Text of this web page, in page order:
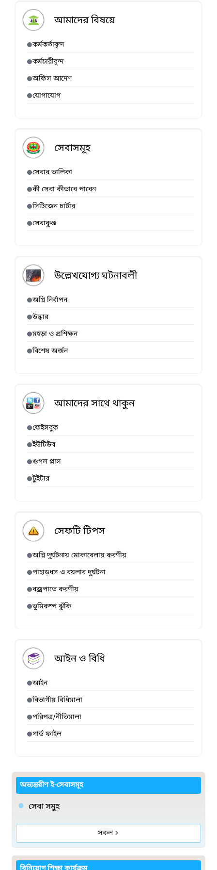
আমাদের বিষয়ে
কর্মকর্তাবৃন্দ
কর্মচারীবৃন্দ
অফিস আদেশ
যোগাযোগ
সেবাসমূহ
সেবার তালিকা
কী সেবা কীভাবে পাবেন
সিটিজেন চার্টার
সেবাকুঞ্জ
উল্লেখযোগ্য ঘটনাবলী
অগ্নি নির্বাপন
উদ্ধার
মহড়া ও প্রশিক্ষন
বিশেষ অর্জন
আমাদের সাথে থাকুন
ফেইসবুক
ইউটিউব
গুগল প্লাস
টুইটার
সেফটি টিপস
অগ্নি দুর্ঘটনায় মোকাবেলায় করণীয়
পাহাড়ধস ও বয়লার দুর্ঘটনা
বজ্রপাতে করণীয়
ভূমিকম্প ঝুঁকি
আইন ও বিধি
আইন
বিভাগীয় বিধিমালা
পরিপত্র/নীতিমালা
গার্ড ফাইল
অভ্যন্তরীণ ই-সেবাসমূহ
সেবা সমুহ
সকল